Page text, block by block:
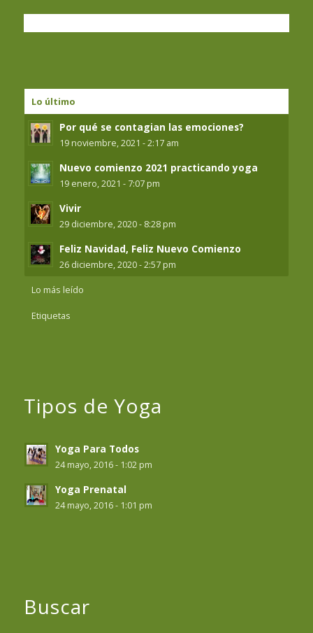
Lo último
Por qué se contagian las emociones?
19 noviembre, 2021 - 2:17 am
Nuevo comienzo 2021 practicando yoga
19 enero, 2021 - 7:07 pm
Vivir
29 diciembre, 2020 - 8:28 pm
Feliz Navidad, Feliz Nuevo Comienzo
26 diciembre, 2020 - 2:57 pm
Lo más leído
Etiquetas
Tipos de Yoga
Yoga Para Todos
24 mayo, 2016 - 1:02 pm
Yoga Prenatal
24 mayo, 2016 - 1:01 pm
Buscar